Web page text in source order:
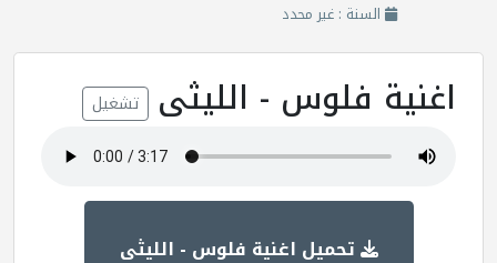
السنة : غير محدد
اغنية فلوس - الليثى تشغيل
تحميل اغنية فلوس - الليثى